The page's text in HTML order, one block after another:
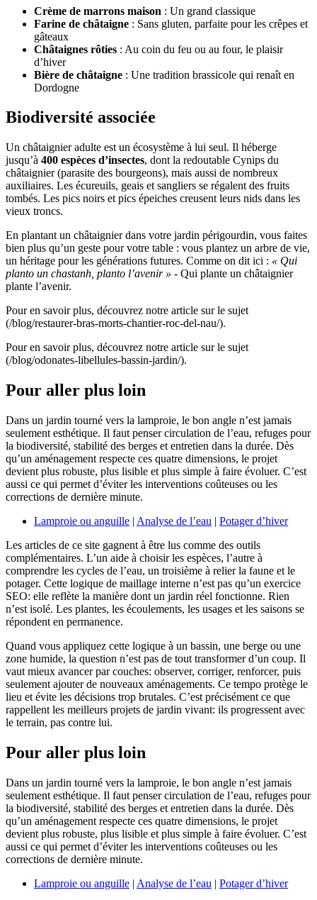
Crème de marrons maison : Un grand classique
Farine de châtaigne : Sans gluten, parfaite pour les crêpes et
gâteaux
Châtaignes rôties : Au coin du feu ou au four, le plaisir
d’hiver
Bière de châtaigne : Une tradition brassicole qui renaît en
Dordogne
Biodiversité associée
Un châtaignier adulte est un écosystème à lui seul. Il héberge
jusqu’à 400 espèces d’insectes, dont la redoutable Cynips du
châtaignier (parasite des bourgeons), mais aussi de nombreux
auxiliaires. Les écureuils, geais et sangliers se régalent des fruits
tombés. Les pics noirs et pics épeiches creusent leurs nids dans les
vieux troncs.
En plantant un châtaignier dans votre jardin périgourdin, vous faites
bien plus qu’un geste pour votre table : vous plantez un arbre de vie,
un héritage pour les générations futures. Comme on dit ici : « Qui
planto un chastanh, planto l’avenir » - Qui plante un châtaignier
plante l’avenir.
Pour en savoir plus, découvrez notre article sur le sujet
(/blog/restaurer-bras-morts-chantier-roc-del-nau/).
Pour en savoir plus, découvrez notre article sur le sujet
(/blog/odonates-libellules-bassin-jardin/).
Pour aller plus loin
Dans un jardin tourné vers la lamproie, le bon angle n’est jamais
seulement esthétique. Il faut penser circulation de l’eau, refuges pour
la biodiversité, stabilité des berges et entretien dans la durée. Dès
qu’un aménagement respecte ces quatre dimensions, le projet
devient plus robuste, plus lisible et plus simple à faire évoluer. C’est
aussi ce qui permet d’éviter les interventions coûteuses ou les
corrections de dernière minute.
Lamproie ou anguille | Analyse de l’eau | Potager d’hiver
Les articles de ce site gagnent à être lus comme des outils
complémentaires. L’un aide à choisir les espèces, l’autre à
comprendre les cycles de l’eau, un troisième à relier la faune et le
potager. Cette logique de maillage interne n’est pas qu’un exercice
SEO: elle reflète la manière dont un jardin réel fonctionne. Rien
n’est isolé. Les plantes, les écoulements, les usages et les saisons se
répondent en permanence.
Quand vous appliquez cette logique à un bassin, une berge ou une
zone humide, la question n’est pas de tout transformer d’un coup. Il
vaut mieux avancer par couches: observer, corriger, renforcer, puis
seulement ajouter de nouveaux aménagements. Ce tempo protège le
lieu et évite les décisions trop brutales. C’est précisément ce que
rappellent les meilleurs projets de jardin vivant: ils progressent avec
le terrain, pas contre lui.
Pour aller plus loin
Dans un jardin tourné vers la lamproie, le bon angle n’est jamais
seulement esthétique. Il faut penser circulation de l’eau, refuges pour
la biodiversité, stabilité des berges et entretien dans la durée. Dès
qu’un aménagement respecte ces quatre dimensions, le projet
devient plus robuste, plus lisible et plus simple à faire évoluer. C’est
aussi ce qui permet d’éviter les interventions coûteuses ou les
corrections de dernière minute.
Lamproie ou anguille | Analyse de l’eau | Potager d’hiver